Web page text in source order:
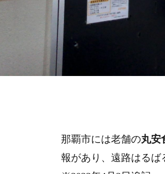
那覇市には老舗の丸安
報があり、遠路はるば